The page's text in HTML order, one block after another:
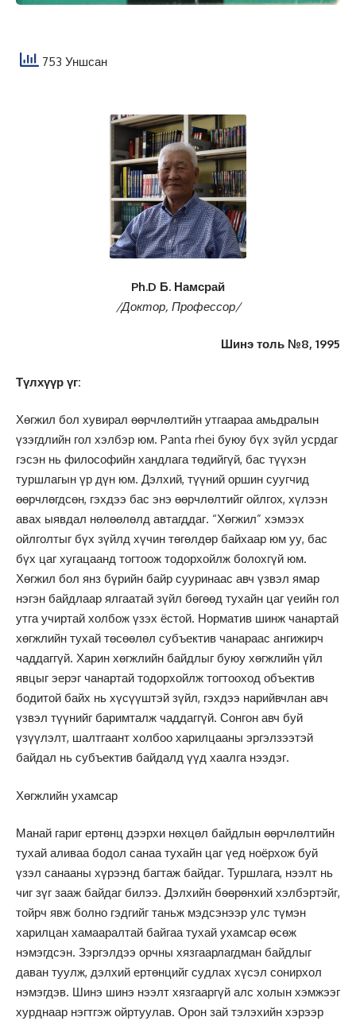
753 Уншсан
Ph.D Б. Намсрай
/Доктор, Профессор/
Шинэ толь №8, 1995
Түлхүүр үг:
Хөгжил бол хувирал өөрчлөлтийн утгаараа амьдралын
үзэгдлийн гол хэлбэр юм. Panta rhei буюу бүх зүйл усрдаг
гэсэн нь философийн хандлага төдийгүй, бас түүхэн
туршлагын үр дүн юм. Дэлхий, түүний оршин суугчид
өөрчлөгдсөн, гэхдээ бас энэ өөрчлөлтийг ойлгох, хүлээн
авах ыявдал нөлөөлөлд автагддаг. “Хөгжил” хэмээх
ойлголтыг бүх зүйлд хүчин төгөлдөр байхаар юм уу, бас
бүх цаг хугацаанд тогтоож тодорхойлж болохгүй юм.
Хөгжил бол янз бүрийн байр сууринаас авч үзвэл ямар
нэгэн байдлаар ялгаатай зүйл бөгөөд тухайн цаг үеийн гол
утга учиртай холбож үзэх ёстой. Норматив шинж чанартай
хөгжлийн тухай төсөөлөл субъектив чанараас ангижирч
чаддаггүй. Харин хөгжлийн байдлыг буюу хөгжлийн үйл
явцыг эерэг чанартай тодорхойлж тогтооход объектив
бодитой байх нь хүсүүштэй зүйл, гэхдээ нарийвчлан авч
үзвэл түүнийг баримталж чаддаггүй. Сонгон авч буй
үзүүлэлт, шалтгаант холбоо харилцааны эргэлзээтэй
байдал нь субъектив байдалд үүд хаалга нээдэг.
Хөгжлийн ухамсар
Манай гариг ертөнц дээрхи нөхцөл байдлын өөрчлөлтийн
тухай аливаа бодол санаа тухайн цаг үед ноёрхож буй
үзэл санааны хүрээнд багтаж байдаг. Туршлага, нээлт нь
чиг зүг зааж байдаг билээ. Дэлхийн бөөрөнхий хэлбэртэйг,
тойрч явж болно гэдгийг таньж мэдсэнээр улс түмэн
харилцан хамааралтай байгаа тухай ухамсар өсөж
нэмэгдсэн. Зэргэлдээ орчны хязгаарлагдман байдлыг
даван туулж, дэлхий ертөнцийг судлах хүсэл сонирхол
нэмэгдэв. Шинэ шинэ нээлт хязгааргүй алс холын хэмжээг
хурднаар нэгтгэж ойртуулав. Орон зай тэлэхийн хэрээр